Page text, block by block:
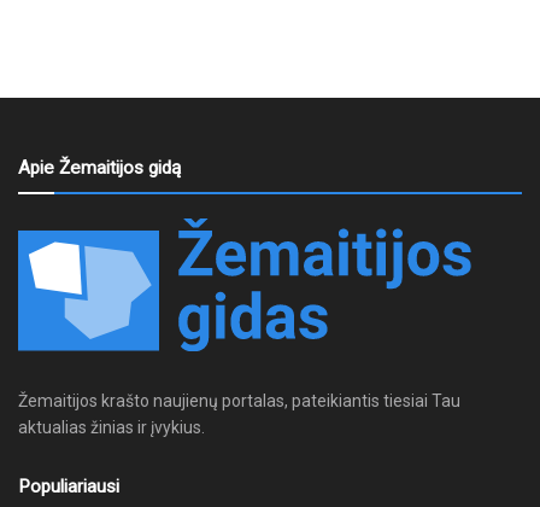
Apie Žemaitijos gidą
Žemaitijos krašto naujienų portalas, pateikiantis tiesiai Tau
aktualias žinias ir įvykius.
Populiariausi